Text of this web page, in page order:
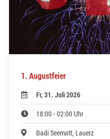
1. Augustfeier
Fr, 31. Juli 2026
18:00 - 02:00 Uhr
Badi Seematt, Lauerz